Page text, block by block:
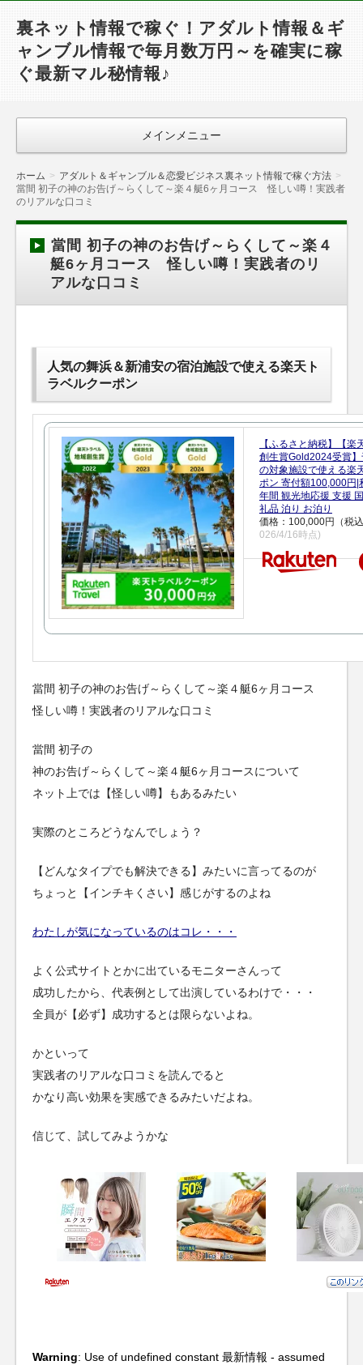
裏ネット情報で稼ぐ！アダルト情報＆ギ
ャンブル情報で毎月数万円～を確実に稼
ぐ最新マル秘情報♪
メインメニュー
ホーム
アダルト＆ギャンブル＆恋愛ビジネス裏ネット情報で稼ぐ方法
當間 初子の神のお告げ～らくして～楽４艇6ヶ月コース 怪しい噂！実践者
のリアルな口コミ
當間 初子の神のお告げ～らくして～楽４
艇6ヶ月コース 怪しい噂！実践者のリ
アルな口コミ
人気の舞浜＆新浦安の宿泊施設で使える楽天ト
ラベルクーポン
【ふるさと納税】【楽
創生賞Gold2024受賞
の対象施設で使える楽
ポン 寄付額100,000円|
年間 観光地応援 支援
礼品 泊り お泊り
価格：100,000円（税
026/4/16時点)
當間 初子の神のお告げ～らくして～楽４艇6ヶ月コース
怪しい噂！実践者のリアルな口コミ
當間 初子の
神のお告げ～らくして～楽４艇6ヶ月コースについて
ネット上では【怪しい噂】もあるみたい
実際のところどうなんでしょう？
【どんなタイプでも解決できる】みたいに言ってるのが
ちょっと【インチキくさい】感じがするのよね
わたしが気になっているのはコレ・・・
よく公式サイトとかに出ているモニターさんって
成功したから、代表例として出演しているわけで・・・
全員が【必ず】成功するとは限らないよね。
かといって
実践者のリアルな口コミを読んでると
かなり高い効果を実感できるみたいだよね。
信じて、試してみようかな
Warning: Use of undefined constant 最新情報 - assumed